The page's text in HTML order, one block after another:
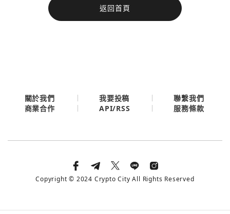
返回首頁
今日熱門
關於我們 我要投稿
聯繫我們
商業合作
API/RSS 服務條款
Copyright © 2024 Crypto City All Rights Reserved